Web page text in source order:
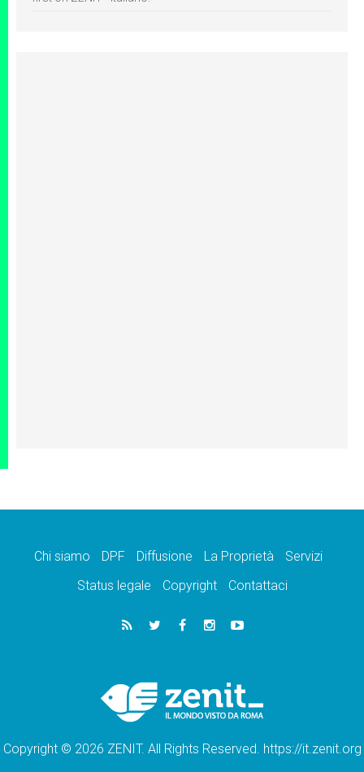
Chi siamo DPF Diffusione La Proprietà
Servizi
Status legale
Copyright Contattaci
Copyright © 2026 ZENIT. All Rights Reserved. https://it.zenit.org